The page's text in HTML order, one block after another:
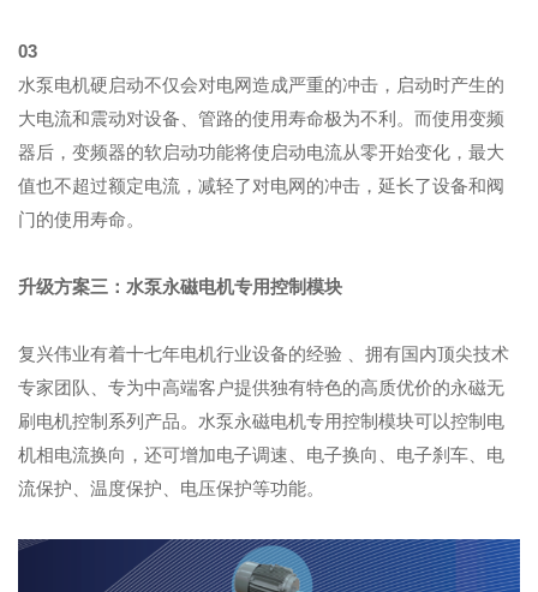
03
水泵电机硬启动不仅会对电网造成严重的冲击，启动时产生的
大电流和震动对设备、管路的使用寿命极为不利。而使用变频
器后，变频器的软启动功能将使启动电流从零开始变化，最大
值也不超过额定电流，减轻了对电网的冲击，延长了设备和阀
门的使用寿命。
升级方案三：水泵永磁电机专用控制模块
复兴伟业有着十七年电机行业设备的经验 、拥有国内顶尖技术
专家团队、专为中高端客户提供独有特色的高质优价的永磁无
刷电机控制系列产品。水泵永磁电机专用控制模块可以控制电
机相电流换向，还可增加电子调速、电子换向、电子刹车、电
流保护、温度保护、电压保护等功能。